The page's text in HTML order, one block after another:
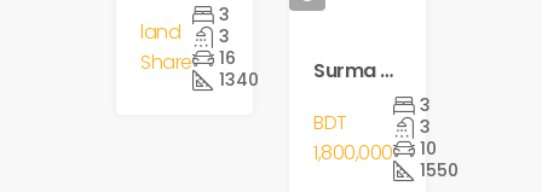
land
Share
3
3
16
1340
Surma Residence
BDT
1,800,000
3
3
10
1550